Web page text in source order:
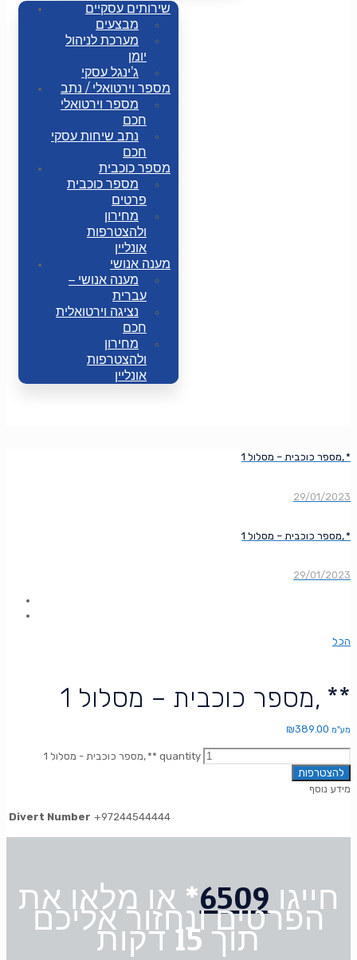
שירותים עסקיים
מבצעים
מערכת לניהול
יומן
ג’ינגל עסקי
מספר וירטואלי / נתב
מספר וירטואלי
חכם
נתב שיחות עסקי
חכם
מספר כוכבית
מספר כוכבית
פרטים
מחירון
ולהצטרפות
אונליין
מענה אנושי
מענה אנושי –
עברית
נציגה וירטואלית
חכם
מחירון
ולהצטרפות
אונליין
מספר כוכבית – מסלול 1, *
29/01/2023
מספר כוכבית – מסלול 1, *
29/01/2023
הכל
מספר כוכבית – מסלול 1, **
₪389.00 מע"מ
מספר כוכבית - מסלול 1, ** quantity
להצטרפות
מידע נוסף
Divert Number +97244544444
חייגו 6509* או מלאו את
הפרטים ונחזור אליכם
תוך 15 דקות